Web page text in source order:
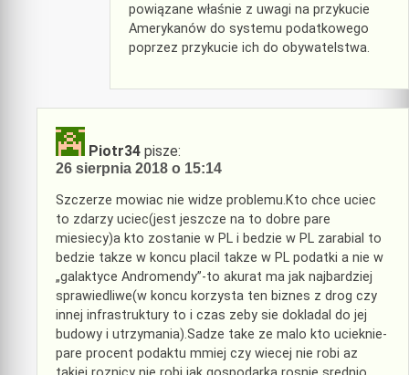
powiązane właśnie z uwagi na przykucie
Amerykanów do systemu podatkowego
poprzez przykucie ich do obywatelstwa.
Piotr34 pisze:
26 sierpnia 2018 o 15:14
Szczerze mowiac nie widze problemu.Kto chce uciec
to zdarzy uciec(jest jeszcze na to dobre pare
miesiecy)a kto zostanie w PL i bedzie w PL zarabial to
bedzie takze w koncu placil takze w PL podatki a nie w
„galaktyce Andromendy”-to akurat ma jak najbardziej
sprawiedliwe(w koncu korzysta ten biznes z drog czy
innej infrastruktury to i czas zeby sie dokladal do jej
budowy i utrzymania).Sadze take ze malo kto ucieknie-
pare procent podaktu mmiej czy wiecej nie robi az